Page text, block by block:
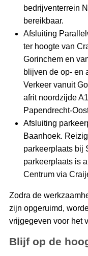
bedrijventerrein
bereikbaar.
Afsluiting
ter hoogte van
Gorinchem en
blijven de op- en
Verkeer vanuit
afrit noordzijde
Papendrecht-
Afsluiting
Baanhoek.
parkeerplaats bij
parkeerplaats is
Centrum via
Zodra de
zijn opgeruimd,
vrijgegeven voor het
Blijf op de